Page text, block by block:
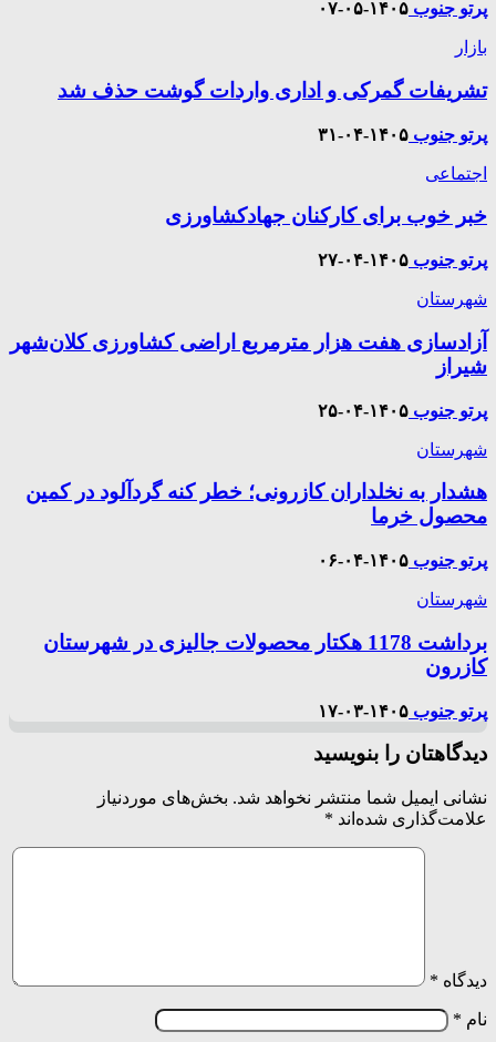
پرتو جنوب ۱۴۰۵-۰۵-۰۷
بازار
تشریفات گمرکی و اداری واردات گوشت حذف شد
پرتو جنوب ۱۴۰۵-۰۴-۳۱
اجتماعی
خبر خوب برای کارکنان جهادکشاورزی
پرتو جنوب ۱۴۰۵-۰۴-۲۷
شهرستان
آزادسازی هفت هزار مترمربع اراضی کشاورزی کلان‌شهر
شیراز
پرتو جنوب ۱۴۰۵-۰۴-۲۵
شهرستان
هشدار به نخلداران کازرونی؛ خطر کنه گردآلود در کمین
محصول خرما
پرتو جنوب ۱۴۰۵-۰۴-۰۶
شهرستان
برداشت 1178 هکتار محصولات جالیزی در شهرستان
کازرون
پرتو جنوب ۱۴۰۵-۰۳-۱۷
دیدگاهتان را بنویسید
نشانی ایمیل شما منتشر نخواهد شد. بخش‌های موردنیاز
علامت‌گذاری شده‌اند *
دیدگاه *
نام *